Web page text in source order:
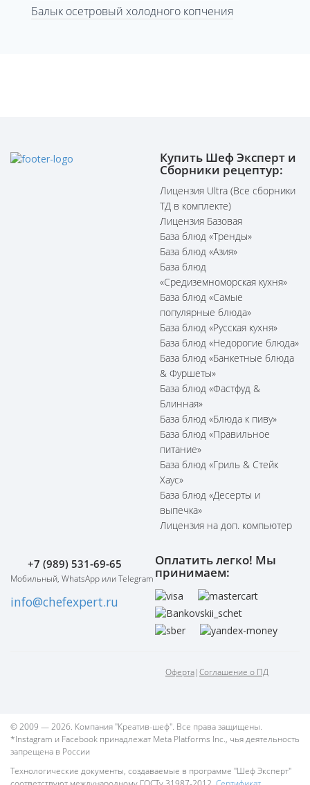
Балык осетровый холодного копчения
Купить Шеф Эксперт и
Сборники рецептур:
Лицензия Ultra (Все сборники
ТД в комплекте)
Лицензия Базовая
База блюд «Тренды»
База блюд «Азия»
База блюд
«Средиземноморская кухня»
База блюд «Самые
популярные блюда»
База блюд «Русская кухня»
База блюд «Недорогие блюда»
База блюд «Банкетные блюда
& Фуршеты»
База блюд «Фастфуд &
Блинная»
База блюд «Блюда к пиву»
База блюд «Правильное
питание»
База блюд «Гриль & Стейк
Хаус»
База блюд «Десерты и
выпечка»
Лицензия на доп. компьютер
+7 (989) 531-69-65
Мобильный, WhatsApp или Telegram
info@chefexpert.ru
Оплатить легко! Мы
принимаем:
Оферта|Соглашение о ПД
© 2009 — 2026. Компания "Креатив-шеф". Все права защищены.
*Instagram и Facebook принадлежат Meta Platforms Inc., чья деятельность
запрещена в России
Технологические документы, создаваемые в программе "Шеф Эксперт"